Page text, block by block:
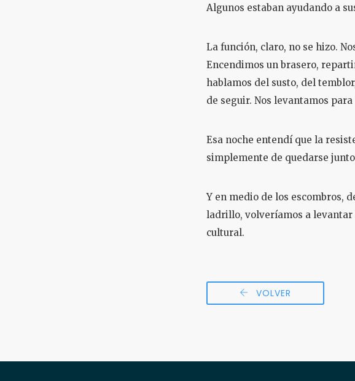
Algunos estaban ayudando a
La función, claro, no se hizo.
Encendimos un brasero,
hablamos del susto, del
de seguir. Nos levantamos
Esa noche entendí que la
simplemente de quedarse
Y en medio de los escombros,
ladrillo, volveríamos a levantar
cultural.
VOLVER